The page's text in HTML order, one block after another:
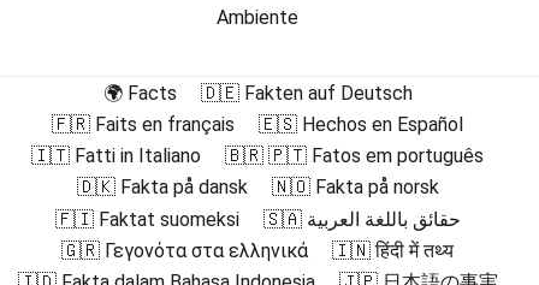
Ambiente
🌍 Facts
🇩🇪 Fakten auf Deutsch
🇫🇷 Faits en français
🇪🇸 Hechos en Español
🇮🇹 Fatti in Italiano
🇧🇷 🇵🇹 Fatos em português
🇩🇰 Fakta på dansk
🇳🇴 Fakta på norsk
🇫🇮 Faktat suomeksi
🇸🇦 حقائق باللغة العربية
🇬🇷 Γεγονότα στα ελληνικά
🇮🇳 हिंदी में तथ्य